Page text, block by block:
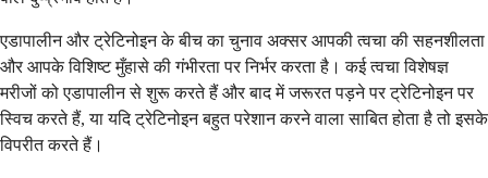
एडापालीन और ट्रेटिनोइन के बीच का चुनाव अक्सर आपकी त्वचा की सहनशीलता
और आपके विशिष्ट मुँहासे की गंभीरता पर निर्भर करता है। कई त्वचा विशेषज्ञ
मरीजों को एडापालीन से शुरू करते हैं और बाद में जरूरत पड़ने पर ट्रेटिनोइन पर
स्विच करते हैं, या यदि ट्रेटिनोइन बहुत परेशान करने वाला साबित होता है तो इसके
विपरीत करते हैं।